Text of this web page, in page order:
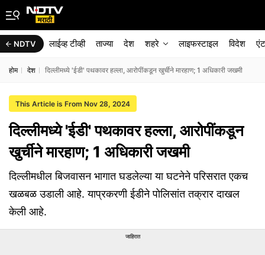
NDTV लाईव्ह टीव्ही ताज्या देश शहरे लाइफस्टाइल विदेश
होम देश दिल्लीमध्ये 'ईडी' पथकावर हल्ला, आरोपींकडून खुर्चीने मारहाण; 1 अधिकारी जखमी
This Article is From Nov 28, 2024
दिल्लीमध्ये 'ईडी' पथकावर हल्ला, आरोपींकडून
खुर्चीने मारहाण; 1 अधिकारी जखमी
दिल्लीमधील बिजवासन भागात घडलेल्या या घटनेने परिसरात एकच
खळबळ उडाली आहे. याप्रकरणी ईडीने पोलिसांत तक्रार दाखल
केली आहे.
जाहिरात